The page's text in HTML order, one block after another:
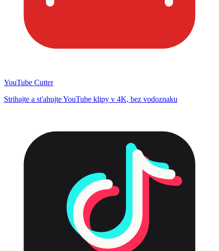
YouTube Cutter
Strihajte a sťahujte YouTube klipy v 4K, bez vodoznaku